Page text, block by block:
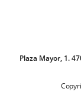
Plaza Mayor, 1.